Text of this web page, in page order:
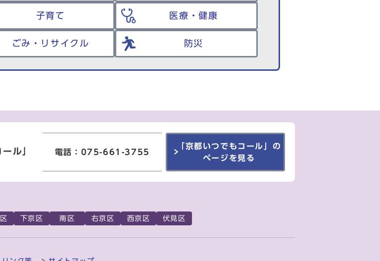
子育て 医療・健康
ごみ・リサイクル 防災
ル」 電話：075-661-3755
「京都いつでもコール」の
ページを見る
下京区 南区 右京区 西京区 伏見区